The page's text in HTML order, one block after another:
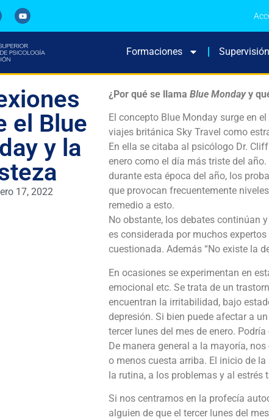
Formaciones Supervisión
el Blue
y la
17, 2022
¿Por qué se llama Blue Mondayy
El concepto Blue Monday surge en
viajes británica Sky Travel como
En ella se citaba al psicólogo Dr.
enero como el día más triste del
durante esta época del año, los
que provocan frecuentemente
remedio a esto.
No obstante, los debates continúan
es considerada por muchos
cuestionada. Además “No existe la
En ocasiones se experimentan en
emocional etc. Se trata de un
encuentran la irritabilidad, bajo
depresión. Si bien puede afectar a
tercer lunes del mes de enero.
De manera general a la mayoría,
o menos cuesta arriba. El inicio de
la rutina, a los problemas y al estrés
Si nos centramos en la profecía
alguien de que el tercer lunes del